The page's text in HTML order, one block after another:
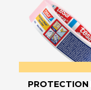
PROTECTION